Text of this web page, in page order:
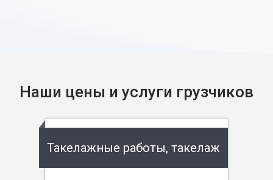
Наши цены и услуги грузчиков
Такелажные работы, такелаж